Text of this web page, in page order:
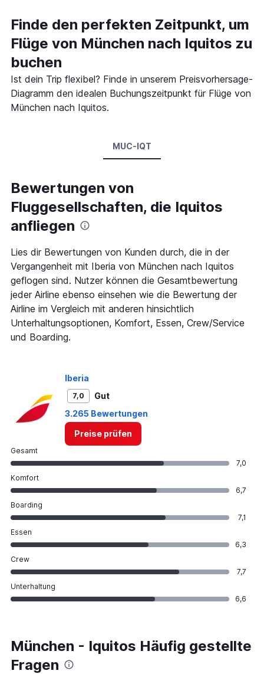
Finde den perfekten Zeitpunkt, um
Flüge von München nach Iquitos zu
buchen
Ist dein Trip flexibel? Finde in unserem Preisvorhersage-
Diagramm den idealen Buchungszeitpunkt für Flüge von
München nach Iquitos.
MUC-IQT
Bewertungen von
Fluggesellschaften, die Iquitos
anfliegen
Lies dir Bewertungen von Kunden durch, die in der
Vergangenheit mit Iberia von München nach Iquitos
geflogen sind. Nutzer können die Gesamtbewertung
jeder Airline ebenso einsehen wie die Bewertung der
Airline im Vergleich mit anderen hinsichtlich
Unterhaltungsoptionen, Komfort, Essen, Crew/Service
und Boarding.
Iberia
7,0
Gut
3.265 Bewertungen
Preise prüfen
Gesamt
7,0
Komfort
6,7
Boarding
7,1
Essen
6,3
Crew
7,7
Unterhaltung
6,6
München - Iquitos Häufig gestellte
Fragen